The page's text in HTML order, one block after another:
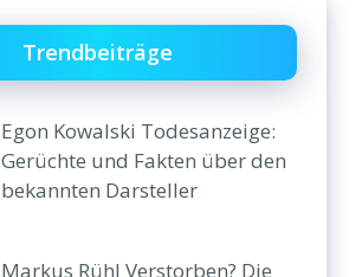
Trendbeiträge
Egon Kowalski Todesanzeige:
Gerüchte und Fakten über den
bekannten Darsteller
Markus Rühl Verstorben? Die